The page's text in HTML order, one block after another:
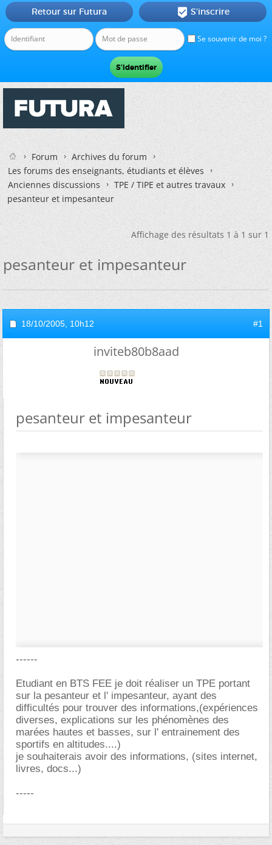
Se souvenir de moi ?
Retour sur Futura  S'inscrire
Forum
Archives du forum
Les forums des enseignants, étudiants et élèves
Anciennes discussions
TPE / TIPE et autres travaux
pesanteur et impesanteur
Affichage des résultats 1 à 1 sur 1
pesanteur et impesanteur
18/10/2005, 10h12 #1
inviteb80b8aad
pesanteur et impesanteur
------
Etudiant en BTS FEE je doit réaliser un TPE portant
sur la pesanteur et l' impesanteur, ayant des
difficultés pour trouver des informations,(expériences
diverses, explications sur les phénomènes des
marées hautes et basses, sur l' entrainement des
sportifs en altitudes....)
je souhaiterais avoir des informations, (sites internet,
livres, docs...)
-----